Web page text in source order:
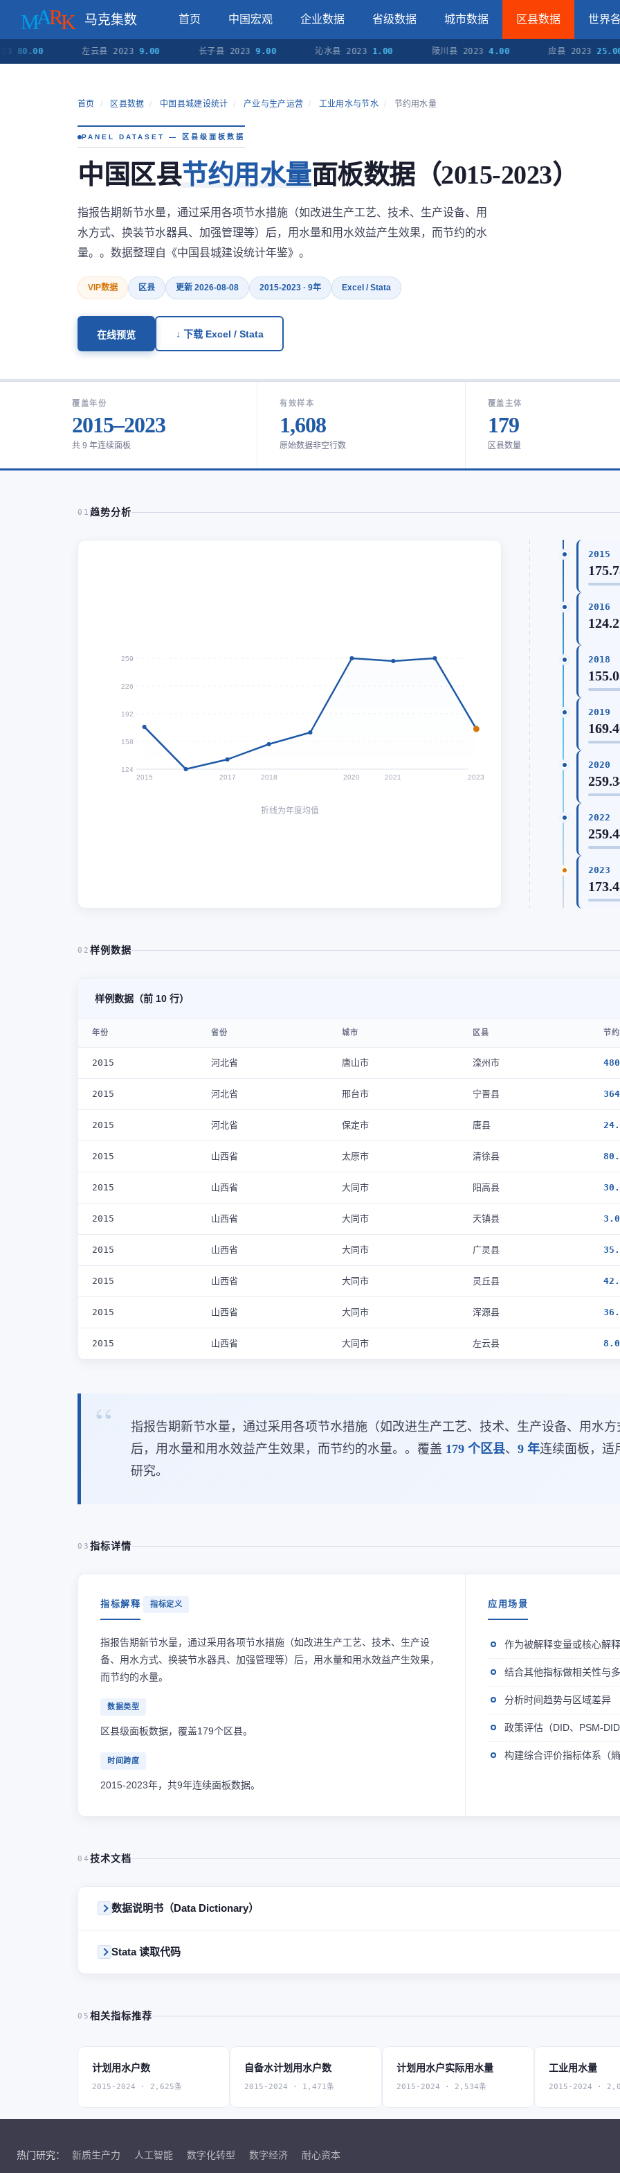
马克集数 首页 中国宏观 企业数据 省级数据 城市数据 区县数据 世界
左云县 2023 9.00 长子县 2023 9.00 沁水县 2023 1.00 陵川县 2023 4.00 应县 2023 25.00
首页 / 区县数据 / 中国县城建设统计 / 产业与生产运营 / 工业用水与节水 / 节约用水量
PANEL DATASET — 区县级面板数据
中国区县节约用水量面板数据（2015-2023）
指报告期新节水量，通过采用各项节水措施（如改进生产工艺、技术、生产设备、用
水方式、换装节水器具、加强管理等）后，用水量和用水效益产生效果，而节约的水
量。。数据整理自《中国县城建设统计年鉴》。
VIP数据 区县 更新 2026-08-08 2015-2023 · 9年 Excel / Stata
在线预览 ↓ 下载 Excel / Stata
覆盖年份
2015–2023
共 9 年连续面板
有效样本
1,608
原始数据非空行数
覆盖主体
179
区县数量
01 趋势分析
259
226
192
158
124
2015
2017 2018 2020 2021 2023
折线为年度均值
2015
2016
2018
2019
2020
2022
2023
02 样例数据
样例数据（前 10 行）
年份 省份 城市 区县 节
2015 河北省 唐山市 滦州市
2015 河北省 邢台市 宁晋县
2015 河北省 保定市 唐县
2015 山西省 太原市 清徐县
2015 山西省 大同市 阳高县
2015 山西省 大同市 天镇县 3.0
2015 山西省 大同市 广灵县
2015 山西省 大同市 灵丘县
2015 山西省 大同市 浑源县
2015 山西省 大同市 左云县 8.0
指报告期新节水量，通过采用各项节水措施（如改进生产工艺、技术、生产设备、用水方
后，用水量和用水效益产生效果，而节约的水量。。覆盖 179 个区县、 9 年连续面板，适
研究。
03 指标详情
指标解释 指标定义
指报告期新节水量，通过采用各项节水措施（如改进生产工艺、技术、生产设
备、用水方式、换装节水器具、加强管理等）后，用水量和用水效益产生效果，
而节约的水量。
数据类型
区县级面板数据，覆盖179个区县。
时间跨度
2015-2023年，共9年连续面板数据。
应用场景
作为被解释变量或核心解
结合其他指标做相关性与
分析时间趋势与区域差异
政策评估（DID、PSM-DID
构建综合评价指标体系（熵
04 技术文档
数据说明书（Data Dictionary）
Stata 读取代码
05 相关指标推荐
计划用水户数
2015-2024 · 2,625条
自备水计划用水户数
2015-2024 · 1,471条
计划用水户实际用水量
2015-2024 · 2,534条
工业用水量
2015-2024 ·
热门研究： 新质生产力 人工智能 数字化转型 数字经济 耐心资本